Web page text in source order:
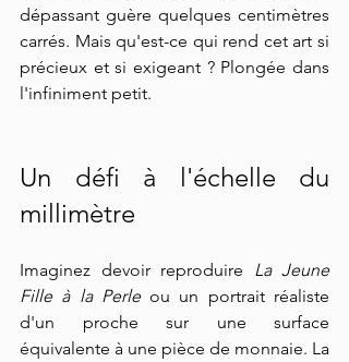
dépassant guère quelques centimètres
carrés. Mais qu'est-ce qui rend cet art si
précieux et si exigeant ? Plongée dans
l'infiniment petit.
Un défi à l'échelle du
millimètre
Imaginez devoir reproduire La Jeune
Fille à la Perle ou un portrait réaliste
d'un proche sur une surface
équivalente à une pièce de monnaie. La